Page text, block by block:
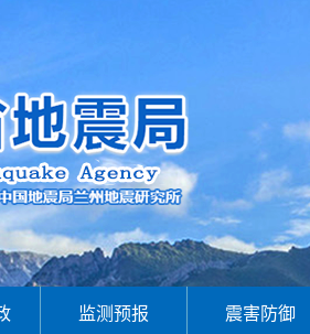
监测预报 震害防御